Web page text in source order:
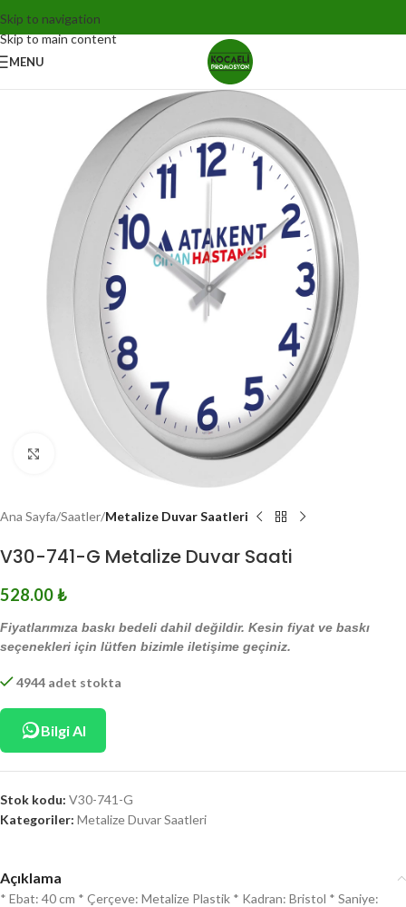
Skip to navigation
Skip to main content
MENU
Click to enlarge
Ana Sayfa Saatler Metalize Duvar Saatleri
V30-741-G Metalize Duvar Saati
528.00₺
Fiyatlarımıza baskı bedeli dahil değildir. Kesin fiyat ve baskı
seçenekleri için lütfen bizimle iletişime geçiniz.
4944 adet stokta
Bilgi Al
Stok kodu: V30-741-G
Kategoriler: Metalize Duvar Saatleri
Açıklama
* Ebat: 40 cm * Çerçeve: Metalize Plastik * Kadran: Bristol * Saniye: